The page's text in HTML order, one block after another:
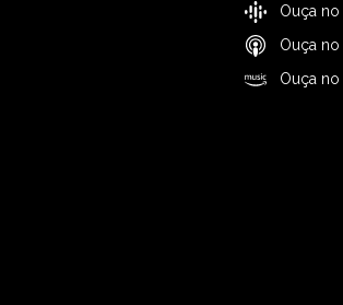
Ouça no
Ouça no
Ouça no